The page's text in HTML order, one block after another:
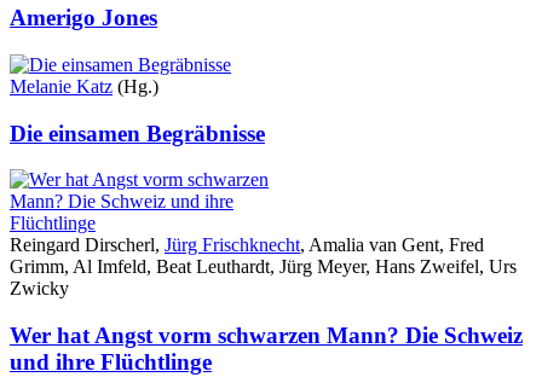
Amerigo Jones
Melanie Katz (Hg.)
Die einsamen Begräbnisse
Reingard Dirscherl, Jürg Frischknecht, Amalia van Gent, Fred
Grimm, Al Imfeld, Beat Leuthardt, Jürg Meyer, Hans Zweifel, Urs
Zwicky
Wer hat Angst vorm schwarzen Mann? Die Schweiz
und ihre Flüchtlinge